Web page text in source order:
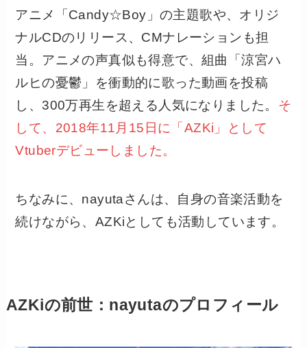
アニメ「Candy☆Boy」の主題歌や、オリジ
ナルCDのリリース、CMナレーションも担
当。アニメの声真似も得意で、組曲「涼宮ハ
ルヒの憂鬱」を衝動的に歌った動画を投稿
し、300万再生を超える人気になりました。 そ
して、2018年11月15日に「AZKi」として
Vtuberデビューしました。
ちなみに、nayutaさんは、自身の音楽活動を
続けながら、AZKiとしても活動しています。
AZKiの前世：nayutaのプロフィール